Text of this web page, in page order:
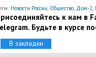
Новости России, Общество, Дом-2,
к нам в
Будьте в курсе
В закладки